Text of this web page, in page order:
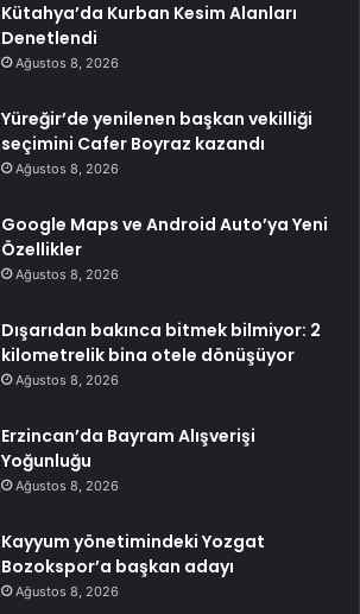
Kütahya’da Kurban Kesim Alanları
Denetlendi
Ağustos 8, 2026
Yüreğir’de yenilenen başkan vekilliği
seçimini Cafer Boyraz kazandı
Ağustos 8, 2026
Google Maps ve Android Auto’ya Yeni
Özellikler
Ağustos 8, 2026
Dışarıdan bakınca bitmek bilmiyor: 2
kilometrelik bina otele dönüşüyor
Ağustos 8, 2026
Erzincan’da Bayram Alışverişi
Yoğunluğu
Ağustos 8, 2026
Kayyum yönetimindeki Yozgat
Bozokspor’a başkan adayı
Ağustos 8, 2026